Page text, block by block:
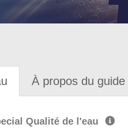
À propos du guide
Qualité de l'eau